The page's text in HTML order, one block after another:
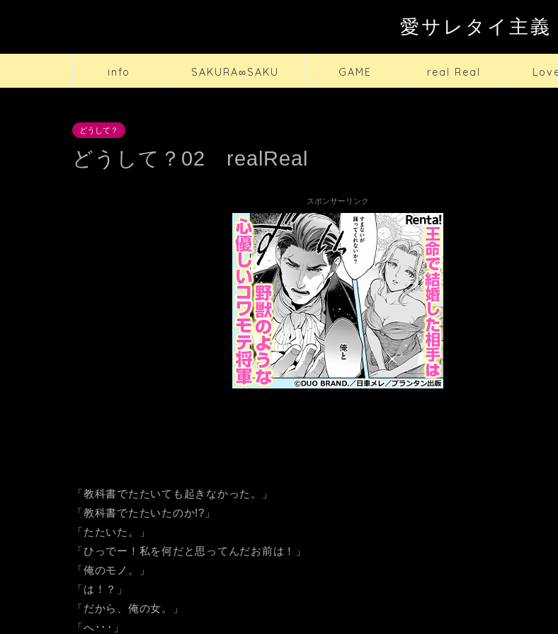
愛サレタイ主義
info SAKURA∞SAKU GAME real Real
どうして？
どうして？02 realReal
スポンサーリンク
「教科書でたたいても起きなかった。」
「教科書でたたいたのか!?」
「たたいた。」
「ひっでー！私を何だと思ってんだお前は！」
「俺のモノ。」
「は！？」
「だから、俺の女。」
「へ･･･」